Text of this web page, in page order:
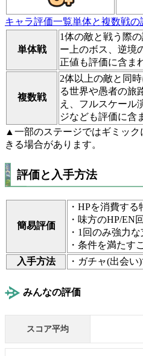
キャラ評価一覧単体と複数戦の
単体戦
1体の敵と戦う際
ー上のボス、逆境
正値も評価に含ま
複数戦
2体以上の敵と同
る世界や愚者の旅
え、フルスケール
ジなども評価に含
▲一部のステージではギミッ
きる場合があります。
評価と入手方法
簡易評価
・HPを消費す
・味方のHP/EN
・1回のみ強力
・条件を満たす
入手方法
・ガチャ(出会い
みんなの評価